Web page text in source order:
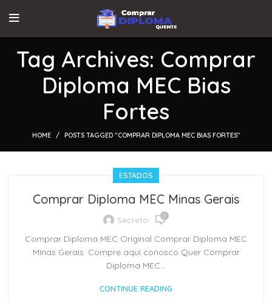
Tag Archives: Comprar
Diploma MEC Bias
Fortes
HOME POSTS TAGGED "COMPRAR DIPLOMA MEC BIAS FORTES"
ESTADOS
Comprar Diploma MEC Minas Gerais
Secreto 0
Comprar Diploma MEC Original Comprar Diploma MEC
Minas Gerais: Compre aqui conosco Quer Comprar
Diploma MEC...
CONTINUE READING